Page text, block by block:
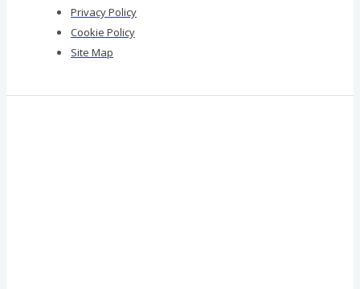
Privacy Policy
Cookie Policy
Site Map